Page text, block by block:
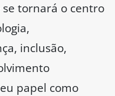
tornará o centro
inclusão,
papel como